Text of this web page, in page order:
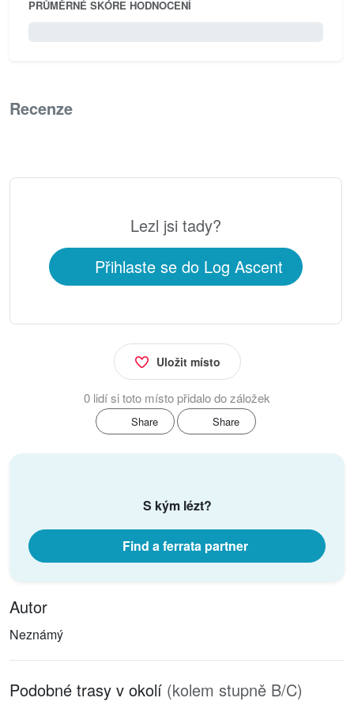
PRŮMĚRNÉ SKÓRE HODNOCENÍ
Recenze
Lezl jsi tady?
Přihlaste se do Log Ascent
Uložit místo
0 lidí si toto místo přidalo do záložek
Share Share
S kým lézt?
Find a ferrata partner
Autor
Neznámý
Podobné trasy v okolí (kolem stupně B/C)